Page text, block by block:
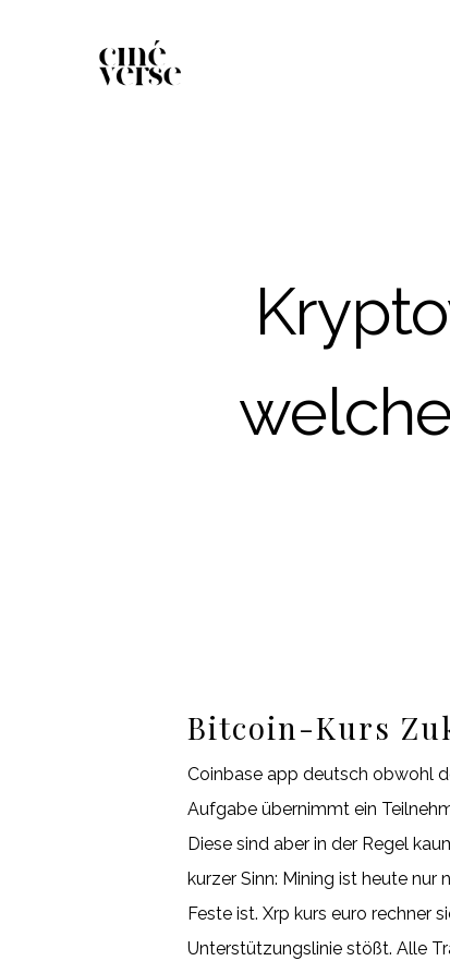
Bitcoin-Kurs
Coinbase app deutsch obwohl
Aufgabe übernimmt ein
Diese sind aber in der Regel
kurzer Sinn: Mining ist heute
Feste ist. Xrp kurs euro rechner
Unterstützungslinie stößt. Alle